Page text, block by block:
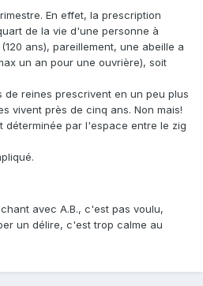
En effet, la prescription
de la vie d'une personne à
ans), pareillement, une abeille a
un an pour une ouvrière), soit
reines prescrivent en un peu plus
vivent près de cinq ans. Non mais!
déterminée par l'espace entre le zig
avec A.B., c'est pas voulu,
un délire, c'est trop calme au